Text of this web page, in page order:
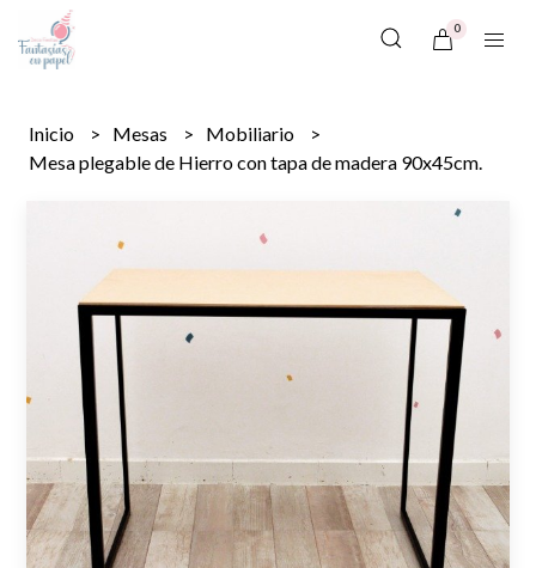
0
Inicio Mesas
Mobiliario
Mesa plegable de Hierro con tapa de madera 90x45cm.